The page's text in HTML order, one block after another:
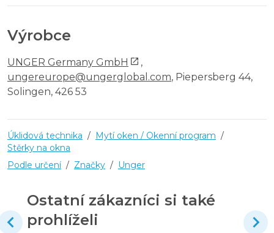
Výrobce
UNGER Germany GmbH
,
ungereurope@ungerglobal.com, Piepersberg 44,
Solingen, 426 53
Úklidová technika / Mytí oken / Okenní program /
Stěrky na okna
Podle určení / Značky / Unger
Ostatní zákazníci si také
prohlíželi